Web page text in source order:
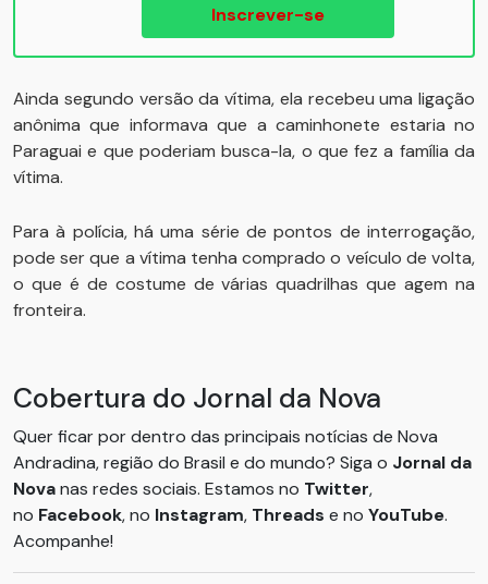
Inscrever-se
Ainda segundo versão da vítima, ela recebeu uma ligação
anônima que informava que a caminhonete estaria no
Paraguai e que poderiam busca-la, o que fez a família da
vítima.
Para à polícia, há uma série de pontos de interrogação,
pode ser que a vítima tenha comprado o veículo de volta,
o que é de costume de várias quadrilhas que agem na
fronteira.
Cobertura do Jornal da Nova
Quer ficar por dentro das principais notícias de Nova
Andradina, região do Brasil e do mundo? Siga o Jornal da
Novanas redes sociais. Estamos no Twitter,
no Facebook, no Instagram, Threads e no YouTube.
Acompanhe!